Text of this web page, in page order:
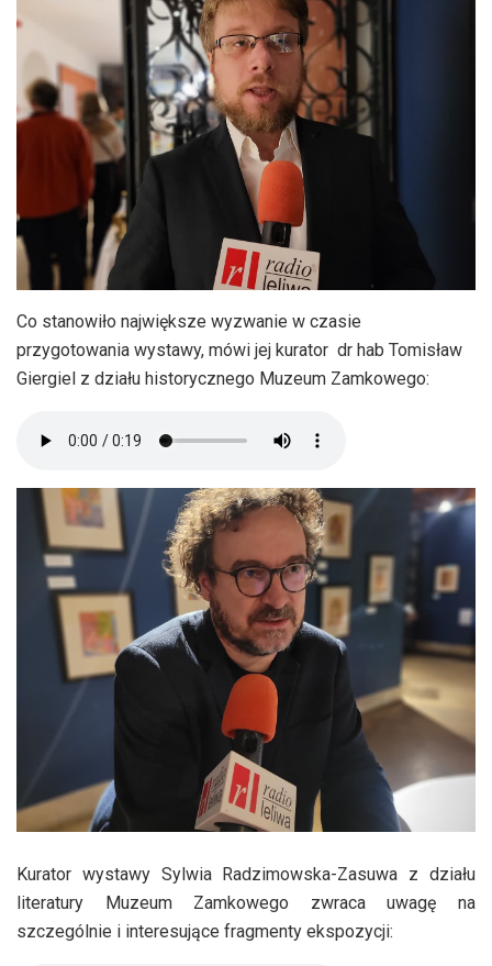
Co stanowiło największe wyzwanie w czasie
przygotowania wystawy, mówi jej kurator dr hab Tomisław
Giergiel z działu historycznego Muzeum Zamkowego:
Kurator wystawy Sylwia Radzimowska-Zasuwa z działu
literatury Muzeum Zamkowego zwraca uwagę na
szczególnie i interesujące fragmenty ekspozycji: